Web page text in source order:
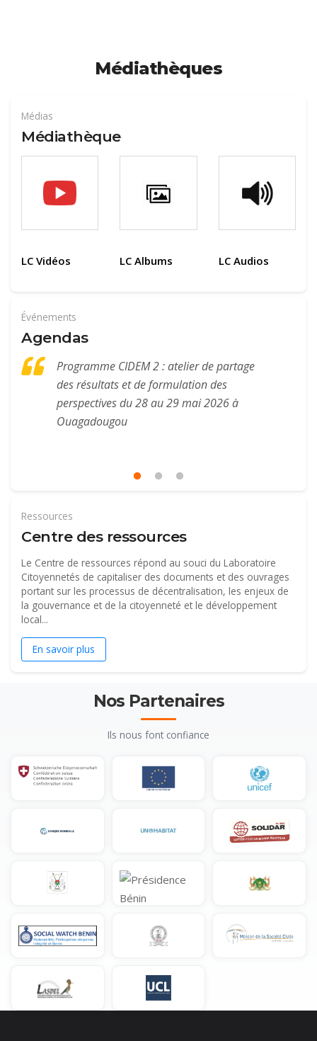
Médiathèques
Médias
Médiathèque
LC Vidéos LC Albums LC Audios
Événements
Agendas
Programme CIDEM 2 : atelier de partage
des résultats et de formulation des
perspectives du 28 au 29 mai 2026 à
Ouagadougou
Ressources
Centre des ressources
Le Centre de ressources répond au souci du Laboratoire
Citoyennetés de capitaliser des documents et des ouvrages
portant sur les processus de décentralisation, les enjeux de
la gouvernance et de la citoyenneté et le développement
local...
En savoir plus
Nos Partenaires
Ils nous font confiance